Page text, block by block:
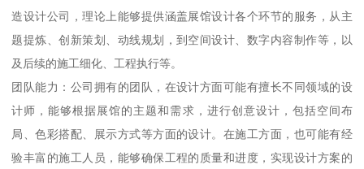
造设计公司，理论上能够提供涵盖展馆设计各个环节的服务，从主
题提炼、创新策划、动线规划，到空间设计、数字内容制作等，以
及后续的施工细化、工程执行等。
团队能力：公司拥有的团队，在设计方面可能有擅长不同领域的设
计师，能够根据展馆的主题和需求，进行创意设计，包括空间布
局、色彩搭配、展示方式等方面的设计。在施工方面，也可能有经
验丰富的施工人员，能够确保工程的质量和进度，实现设计方案的